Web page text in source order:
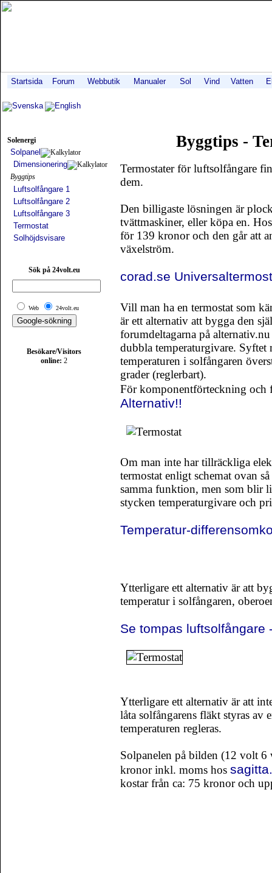
Startsida Forum Webbutik Manualer Sol Vind Vatten
Svenska English
Solenergi
Solpanel
Dimensionering
Byggtips
Luftsolfångare 1
Luftsolfångare 2
Luftsolfångare 3
Termostat
Solhöjdsvisare
Sök på 24volt.eu
Web 24volt.eu
Besökare/Visitors
online: 2
Byggtips -
Termostater för luftsolfångare
dem.
Den billigaste lösningen är
tvättmaskiner, eller köpa en.
för 139 kronor och den går att
växelström.
corad.se
Vill man ha en termostat som
är ett alternativ att bygga den
forumdeltagarna på
dubbla temperaturgivare. Syftet
temperaturen i solfångaren
grader (reglerbart).
För komponentförteckning och
Alternativ!!
Om man inte har tillräckliga
termostat enligt schemat ovan
samma funktion, men som blir
stycken temperaturgivare och
Temperatur-
Ytterligare ett alternativ är att
temperatur i solfångaren,
Se tompas luftsolfångare
Ytterligare ett alternativ är att
låta solfångarens fläkt styras av
temperaturen regleras.
Solpanelen på bilden (12 volt
kronor inkl. moms hos
kostar från ca: 75 kronor och